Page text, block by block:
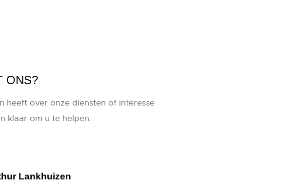
ONS?
heeft over onze diensten of interesse
klaar om u te helpen.
Lankhuizen